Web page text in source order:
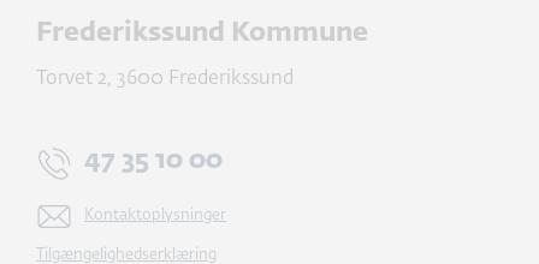
Frederikssund Kommune
Torvet 2, 3600 Frederikssund
47 35 10 00
Kontaktoplysninger
Tilgængelighedserklæring